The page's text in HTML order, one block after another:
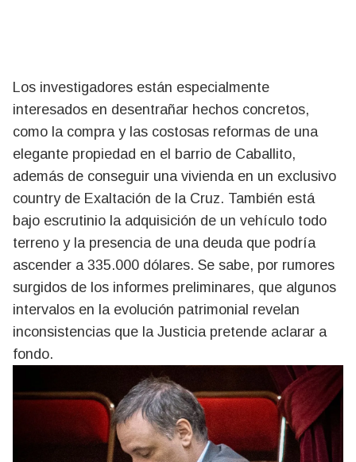
Los investigadores están especialmente
interesados en desentrañar hechos concretos,
como la compra y las costosas reformas de una
elegante propiedad en el barrio de Caballito,
además de conseguir una vivienda en un exclusivo
country de Exaltación de la Cruz. También está
bajo escrutinio la adquisición de un vehículo todo
terreno y la presencia de una deuda que podría
ascender a 335.000 dólares. Se sabe, por rumores
surgidos de los informes preliminares, que algunos
intervalos en la evolución patrimonial revelan
inconsistencias que la Justicia pretende aclarar a
fondo.